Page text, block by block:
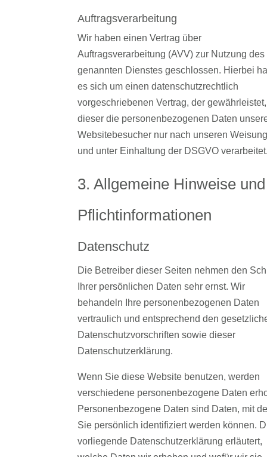
Auftragsverarbeitung
Wir haben einen Vertrag über
Auftragsverarbeitung (AVV) zur Nutzung des
genannten Dienstes geschlossen. Hierbei
es sich um einen datenschutzrechtlich
vorgeschriebenen Vertrag, der
dieser die personenbezogenen Daten
Websitebesucher nur nach unseren
und unter Einhaltung der DSGVO
3. Allgemeine Hinweise und
Pflicht­informationen
Datenschutz
Die Betreiber dieser Seiten nehmen den
Ihrer persönlichen Daten sehr ernst. Wir
behandeln Ihre personenbezogenen Daten
vertraulich und entsprechend den
Datenschutzvorschriften sowie dieser
Datenschutzerklärung.
Wenn Sie diese Website benutzen, werden
verschiedene personenbezogene Daten
Personenbezogene Daten sind Daten, mit
Sie persönlich identifiziert werden können.
vorliegende Datenschutzerklärung erläutert,